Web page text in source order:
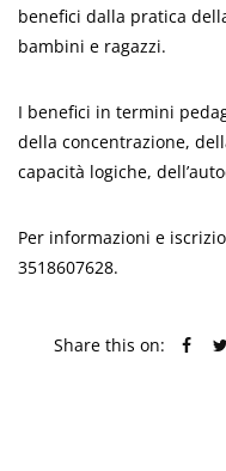
benefici dalla pratica
bambini e ragazzi.
I benefici in termini
della concentrazione,
capacità logiche,
Per informazioni e
3518607628.
Share this on: